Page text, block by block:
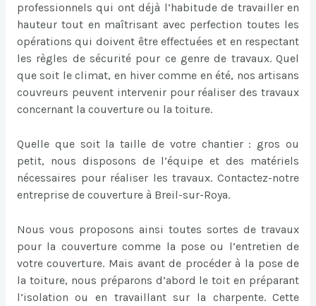
professionnels qui ont déjà l’habitude de travailler en
hauteur tout en maîtrisant avec perfection toutes les
opérations qui doivent être effectuées et en respectant
les règles de sécurité pour ce genre de travaux. Quel
que soit le climat, en hiver comme en été, nos artisans
couvreurs peuvent intervenir pour réaliser des travaux
concernant la couverture ou la toiture.
Quelle que soit la taille de votre chantier : gros ou
petit, nous disposons de l’équipe et des matériels
nécessaires pour réaliser les travaux. Contactez-notre
entreprise de couverture à Breil-sur-Roya.
Nous vous proposons ainsi toutes sortes de travaux
pour la couverture comme la pose ou l’entretien de
votre couverture. Mais avant de procéder à la pose de
la toiture, nous préparons d’abord le toit en préparant
l’isolation ou en travaillant sur la charpente. Cette